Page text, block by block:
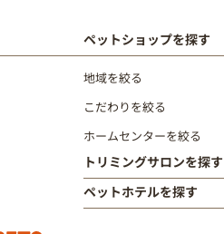
ペットショップを探す
地域を絞る
こだわりを絞る
ホームセンターを絞る
トリミングサロンを探す
ペットホテルを探す